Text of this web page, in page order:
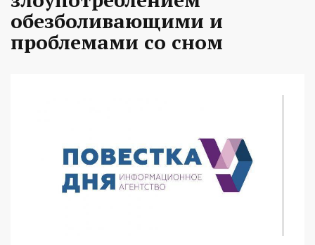
обезболивающими и
проблемами со сном